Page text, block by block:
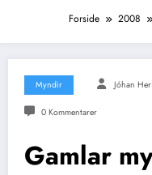
Forside 2008
Myndir Jóhan
0 Kommentarer
Gamlar